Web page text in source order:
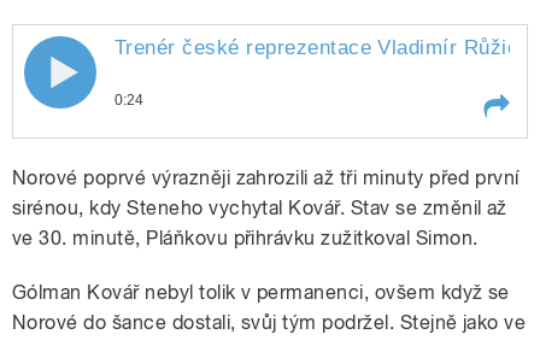
Trenér české reprezentace Vladimír
0:24
Vladimír Růžička je rád, že Norové
jeho svěřence
Norové poprvé výrazněji zahrozili až tři minuty před první
sirénou, kdy Steneho vychytal Kovář. Stav se změnil až
ve 30. minutě, Pláňkovu přihrávku zužitkoval Simon.
Gólman Kovář nebyl tolik v permanenci, ovšem když se
Norové do šance dostali, svůj tým podržel. Stejně jako ve